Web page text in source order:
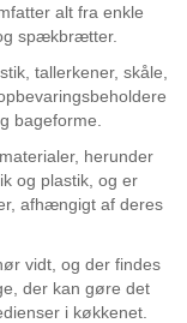
alt fra enkle
spækbrætter.
tallerkener, skåle,
bageforme.
herunder
og plastik, og er
afhængigt af deres
vidt, og der findes
der kan gøre det
i køkkenet.